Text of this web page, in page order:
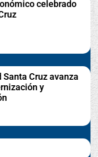
celebrado
Cruz avanza
y